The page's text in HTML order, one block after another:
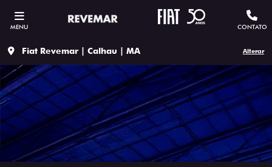
MENU CONTATO
Fiat Revemar | Calhau | MA Alterar